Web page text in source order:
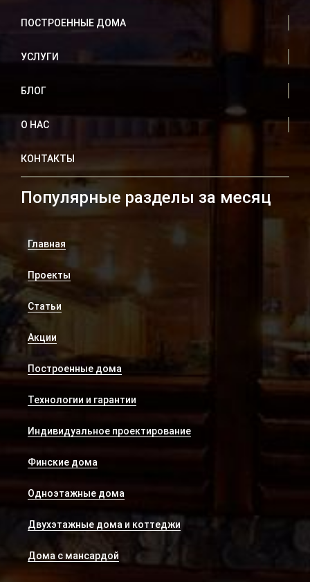
ПОСТРОЕННЫЕ ДОМА
УСЛУГИ
БЛОГ
О НАС
КОНТАКТЫ
Популярные разделы за месяц
Главная
Проекты
Статьи
Акции
Построенные дома
Технологии и гарантии
Индивидуальное проектирование
Финские дома
Одноэтажные дома
Двухэтажные дома и коттеджи
Дома с мансардой